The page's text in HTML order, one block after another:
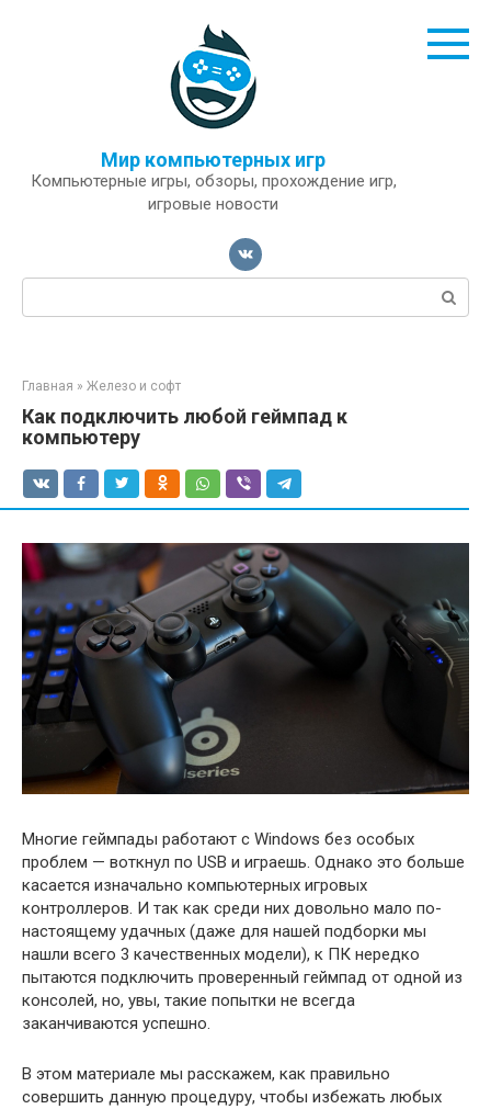
Мир компьютерных игр
Компьютерные игры, обзоры, прохождение игр,
игровые новости
Поиск:
Главная » Железо и софт
Как подключить любой геймпад к
компьютеру
Многие геймпады работают с Windows без особых
проблем — воткнул по USB и играешь. Однако это больше
касается изначально компьютерных игровых
контроллеров. И так как среди них довольно мало по-
настоящему удачных (даже для нашей подборки мы
нашли всего 3 качественных модели), к ПК нередко
пытаются подключить проверенный геймпад от одной из
консолей, но, увы, такие попытки не всегда
заканчиваются успешно.
В этом материале мы расскажем, как правильно
совершить данную процедуру, чтобы избежать любых